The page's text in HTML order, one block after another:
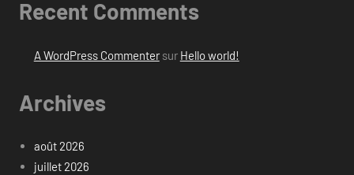
Recent Comments
A WordPress Commentersur Hello world!
Archives
août 2026
juillet 2026